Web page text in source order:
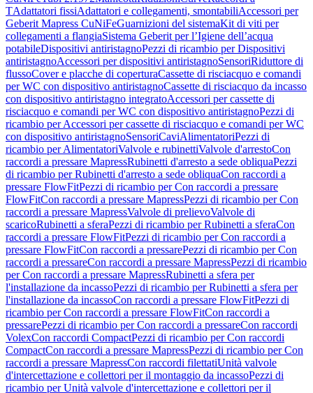
TAdattatori fissiAdattatori e collegamenti, smontabiliAccessori per
Geberit Mapress CuNiFeGuarnizioni del sistemaKit di viti per
collegamenti a flangiaSistema Geberit per l’Igiene dell’acqua
potabileDispositivi antiristagnoPezzi di ricambio per Dispositivi
antiristagnoAccessori per dispositivi antiristagnoSensoriRiduttore di
flussoCover e placche di coperturaCassette di risciacquo e comandi
per WC con dispositivo antiristagnoCassette di risciacquo da incasso
con dispositivo antiristagno integratoAccessori per cassette di
risciacquo e comandi per WC con dispositivo antiristagnoPezzi di
ricambio per Accessori per cassette di risciacquo e comandi per WC
con dispositivo antiristagnoSensoriCaviAlimentatoriPezzi di
ricambio per AlimentatoriValvole e rubinettiValvole d'arrestoCon
raccordi a pressare MapressRubinetti d'arresto a sede obliquaPezzi
di ricambio per Rubinetti d'arresto a sede obliquaCon raccordi a
pressare FlowFitPezzi di ricambio per Con raccordi a pressare
FlowFitCon raccordi a pressare MapressPezzi di ricambio per Con
raccordi a pressare MapressValvole di prelievoValvole di
scaricoRubinetti a sferaPezzi di ricambio per Rubinetti a sferaCon
raccordi a pressare FlowFitPezzi di ricambio per Con raccordi a
pressare FlowFitCon raccordi a pressarePezzi di ricambio per Con
raccordi a pressareCon raccordi a pressare MapressPezzi di ricambio
per Con raccordi a pressare MapressRubinetti a sfera per
l'installazione da incassoPezzi di ricambio per Rubinetti a sfera per
l'installazione da incassoCon raccordi a pressare FlowFitPezzi di
ricambio per Con raccordi a pressare FlowFitCon raccordi a
pressarePezzi di ricambio per Con raccordi a pressareCon raccordi
VolexCon raccordi CompactPezzi di ricambio per Con raccordi
CompactCon raccordi a pressare MapressPezzi di ricambio per Con
raccordi a pressare MapressCon raccordi filettatiUnità valvole
d'intercettazione e collettori per il montaggio da incassoPezzi di
ricambio per Unità valvole d'intercettazione e collettori per il